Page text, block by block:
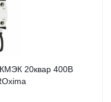
КМЭК 20квар 400В